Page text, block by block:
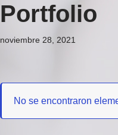
Portfolio
noviembre 28, 2021
No se encontraron